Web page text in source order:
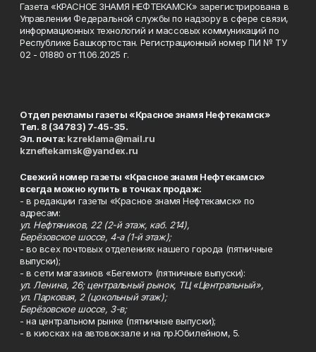
Газета «КРАСНОЕ ЗНАМЯ НЕФТЕКАМСК» зарегистрирована в
Управлении Федеральной службы по надзору в сфере связи,
информационных технологий и массовых коммуникаций по
Республике Башкортостан. Регистрационный номер ПИ № ТУ
02 - 01880 от 11.06.2025 г.
Отдел рекламы газеты «Красное знамя Нефтекамск»
Тел. 8 (34783) 7-45-35.
Эл. почта: kzreklama@mail.ru
kzneftekamsk@yandex.ru
Свежий номер газеты «Красное знамя Нефтекамск»
всегда можно купить в точках продаж:
- в редакции газеты «Красное знамя Нефтекамск» по
адресам:
ул. Нефтяников, 22 (2-й этаж, каб. 214),
Берёзовское шоссе, 4-а (1-й этаж);
- во всех почтовых отделениях нашего города (пятничные
выпуски);
- в сети магазинов «Бегемот» (пятничные выпуски):
ул. Ленина, 26; центральный рынок, ТЦ «Центральный»,
ул. Парковая, 2 (цокольный этаж);
Берёзовское шоссе, 3-в;
- на центральном рынке (пятничные выпуски);
- в киосках на автовокзале и на пр.Юбилейном, 5.